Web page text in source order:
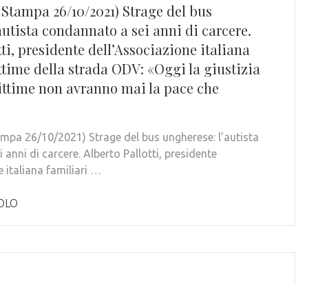
26/10/2021) Strage del bus
condannato a sei anni di carcere.
presidente dell’Associazione italiana
della strada ODV: «Oggi la giustizia
non avranno mai la pace che
26/10/2021) Strage del bus ungherese: l’autista
anni di carcere. Alberto Pallotti, presidente
italiana familiari …